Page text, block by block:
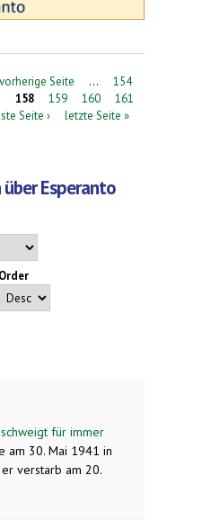
Seite …
154
158 159 160
161
Seite › letzte Seite »
Esperanto
Order
für immer
am 30. Mai 1941 in
verstarb am 20.